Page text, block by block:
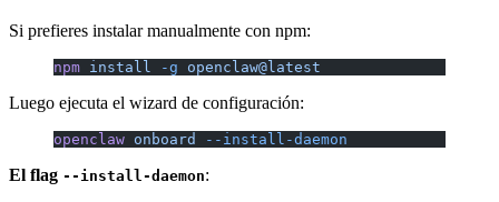
Si prefieres instalar manualmente con npm:
npm install -g openclaw@latest
Luego ejecuta el wizard de configuración:
openclaw onboard --install-daemon
El flag --install-daemon: